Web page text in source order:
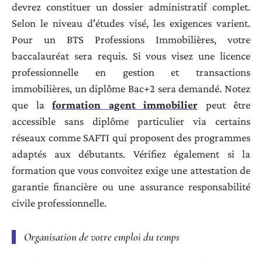
devrez constituer un dossier administratif complet.
Selon le niveau d'études visé, les exigences varient.
Pour un BTS Professions Immobilières, votre
baccalauréat sera requis. Si vous visez une licence
professionnelle en gestion et transactions
immobilières, un diplôme Bac+2 sera demandé. Notez
que la formation agent immobilier peut être
accessible sans diplôme particulier via certains
réseaux comme SAFTI qui proposent des programmes
adaptés aux débutants. Vérifiez également si la
formation que vous convoitez exige une attestation de
garantie financière ou une assurance responsabilité
civile professionnelle.
Organisation de votre emploi du temps